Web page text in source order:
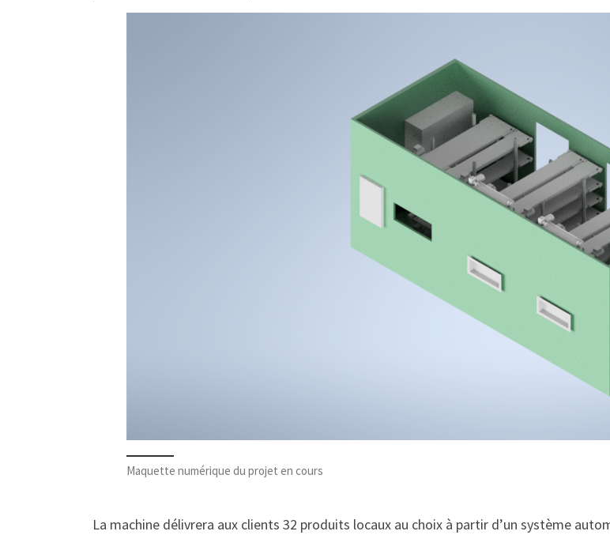
Maquette numérique du projet en cours
La machine délivrera aux clients 32 produits locaux au choix à partir d’un système